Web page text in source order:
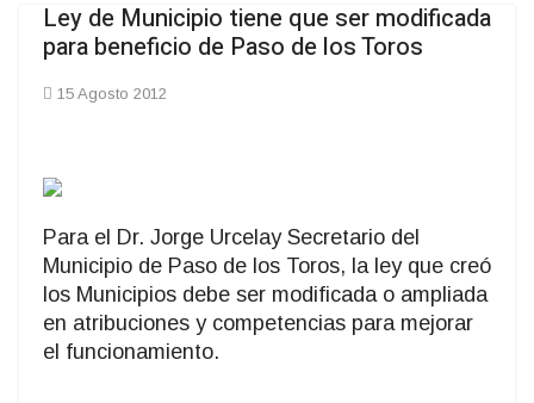
Ley de Municipio tiene que ser modificada
para beneficio de Paso de los Toros
15 Agosto 2012
Para el Dr. Jorge Urcelay Secretario del
Municipio de Paso de los Toros, la ley que creó
los Municipios debe ser modificada o ampliada
en atribuciones y competencias para mejorar
el funcionamiento.